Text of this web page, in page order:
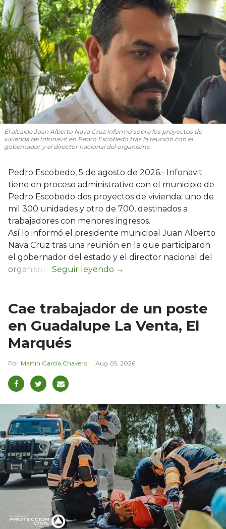
El alcalde Juan Alberto Nava Cruz informó sobre los proyectos de
vivienda de Infonavit en Pedro Escobedo tras la reunión con el
gobernador y el director nacional del organismo.
Pedro Escobedo, 5 de agosto de 2026.- Infonavit
tiene en proceso administrativo con el municipio de
Pedro Escobedo dos proyectos de vivienda: uno de
mil 300 unidades y otro de 700, destinados a
trabajadores con menores ingresos.
Así lo informó el presidente municipal Juan Alberto
Nava Cruz tras una reunión en la que participaron
el gobernador del estado y el director nacional del
organismo.
Cae trabajador de un poste
en Guadalupe La Venta, El
Marqués
Martín García Chavero Aug 05, 2026